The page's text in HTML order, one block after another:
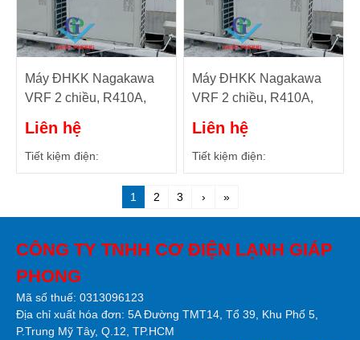
Máy ĐHKK Nagakawa
VRF 2 chiều, R410A,
H1239U01
Liên hệ
Tiết kiệm điện:
Máy ĐHKK Nagakawa
VRF 2 chiều, R410A,
H1185U01
Liên hệ
Tiết kiệm điện:
1 2 3 › »
CÔNG TY TNHH CƠ ĐIỆN LẠNH GIÁP
PHONG
Mã số thuế: 0313096123
Địa chỉ xuất hóa đơn: 5A Đường TMT14, Tổ 39, Khu Phố 5,
P.Trung Mỹ Tây, Q.12, TP.HCM